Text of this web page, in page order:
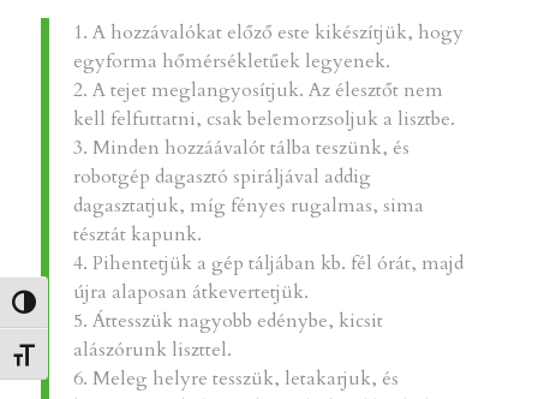
Nagy kontraszt váltása
Betűméret váltása
1. A hozzávalókat előző este kikészítjük, hogy
egyforma hőmérsékletűek legyenek.
2. A tejet meglangyosítjuk. Az élesztőt nem
kell felfuttatni, csak belemorzsoljuk a lisztbe.
3. Minden hozzáávalót tálba teszünk, és
robotgép dagasztó spiráljával addig
dagasztatjuk, míg fényes rugalmas, sima
tésztát kapunk.
4. Pihentetjük a gép táljában kb. fél órát, majd
újra alaposan átkevertetjük.
5. Áttesszük nagyobb edénybe, kicsit
alászórunk liszttel.
6. Meleg helyre tesszük, letakarjuk, és